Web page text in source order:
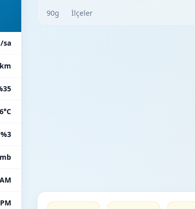
sa
6°C
%3
90g
İlçeler